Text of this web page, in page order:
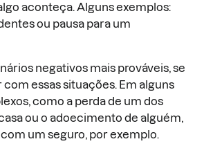
aconteça. Alguns exemplos:
ou pausa para um
negativos mais prováveis, se
essas situações. Em alguns
como a perda de um dos
ou o adoecimento de alguém,
um seguro, por exemplo.